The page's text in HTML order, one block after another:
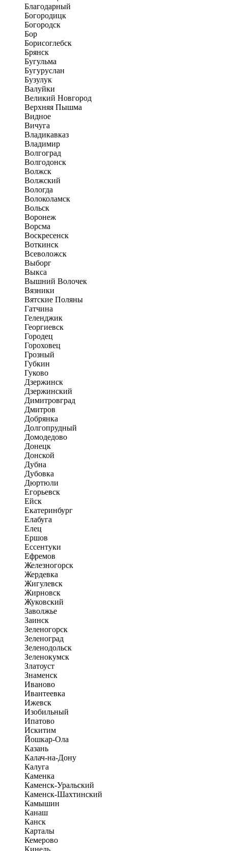
Благодарный
Богородицк
Богородск
Бор
Борисоглебск
Брянск
Бугульма
Бугуруслан
Бузулук
Валуйки
Великий Новгород
Верхняя Пышма
Видное
Вичуга
Владикавказ
Владимир
Волгоград
Волгодонск
Волжск
Волжский
Вологда
Волоколамск
Вольск
Воронеж
Ворсма
Воскресенск
Воткинск
Всеволожск
Выборг
Выкса
Вышний Волочек
Вязники
Вятские Поляны
Гатчина
Геленджик
Георгиевск
Городец
Гороховец
Грозный
Губкин
Гуково
Дзержинск
Дзержинский
Димитровград
Дмитров
Добрянка
Долгопрудный
Домодедово
Донецк
Донской
Дубна
Дубовка
Дюртюли
Егорьевск
Ейск
Екатеринбург
Елабуга
Елец
Ершов
Ессентуки
Ефремов
Железногорск
Жердевка
Жигулевск
Жирновск
Жуковский
Заволжье
Заинск
Зеленогорск
Зеленоград
Зеленодольск
Зеленокумск
Златоуст
Знаменск
Иваново
Ивантеевка
Ижевск
Изобильный
Ипатово
Искитим
Йошкар-Ола
Казань
Калач-на-Дону
Калуга
Каменка
Каменск-Уральский
Каменск-Шахтинский
Камышин
Канаш
Канск
Карталы
Кемерово
Кинель